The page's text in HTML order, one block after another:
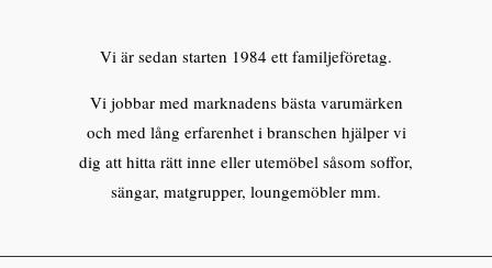
Vi är sedan starten 1984 ett familjeföretag.
Vi jobbar med marknadens bästa varumärken
och med lång erfarenhet i branschen hjälper vi
dig att hitta rätt inne eller utemöbel såsom soffor,
sängar, matgrupper, loungemöbler mm.